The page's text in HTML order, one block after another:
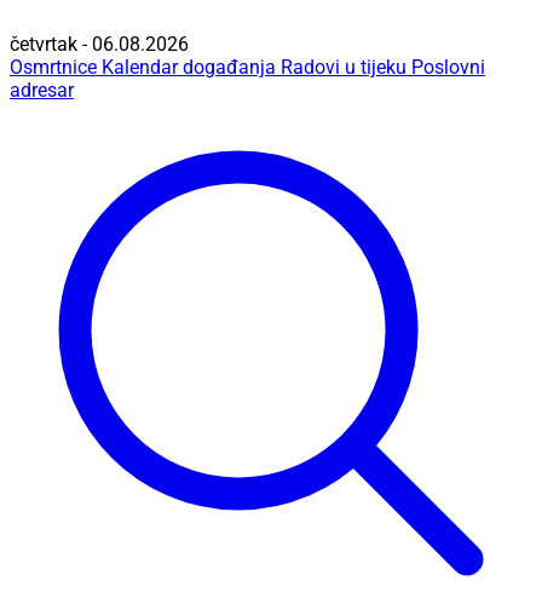
četvrtak - 06.08.2026
Osmrtnice Kalendar događanja Radovi u tijeku Poslovni
adresar